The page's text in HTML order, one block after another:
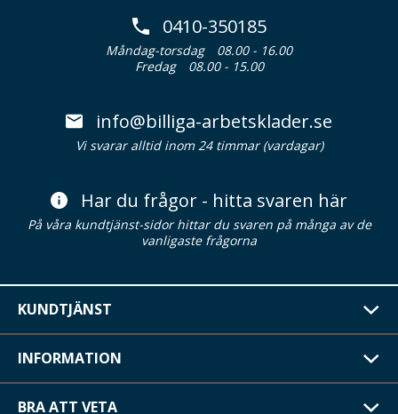
0410-350185
Måndag-torsdag
08.00 - 16.00
Fredag
08.00 - 15.00
info@billiga-arbetsklader.se
Vi svarar alltid inom 24 timmar (vardagar)
Har du frågor - hitta svaren här
På våra kundtjänst-sidor hittar du svaren på många av de
vanligaste frågorna
KUNDTJÄNST
INFORMATION
BRA ATT VETA